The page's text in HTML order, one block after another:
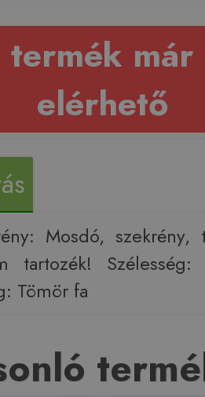
termék már
elérhető
Mosdó, szekrény,
tartozék!
Tömör fa